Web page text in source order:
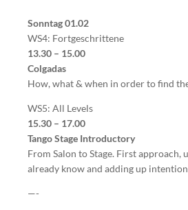
Sonntag 01.02
WS4: Fortgeschrittene
13.30 – 15.00
Colgadas
How, what & when in order to find
WS5: All Levels
15.30 – 17.00
Tango Stage Introductory
From Salon to Stage. First approach,
already know and adding up
—-